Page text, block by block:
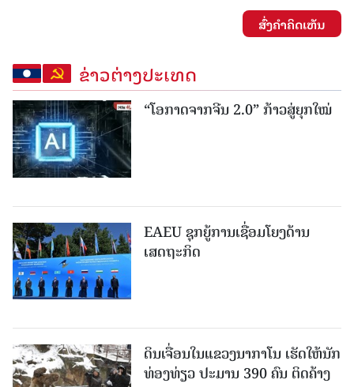
ສົ່ງຄໍາຄິດເຫັນ
ຂ່າວຕ່າງປະເທດ
“ໂອກາດຈາກຈີນ 2.0” ກ້າວສູ່ຍຸກໃໝ່
EAEU ຊຸກຍູ້ການເຊື່ອມໂຍງດ້ານ
ເສດຖະກິດ
ດິນເຈື່ອນໃນແຂວງນາກາໂນ ເຮັດໃຫ້ນັກ
ທ່ອງທ່ຽວ ປະມານ 390 ຄົນ ຕິດຄ້າງ